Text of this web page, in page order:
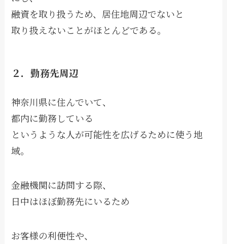
融資を取り扱うため、居住地周辺でないと
取り扱えないことがほとんどである。
２．勤務先周辺
神奈川県に住んでいて、
都内に勤務している
というような人が可能性を広げるために使う地
域。
金融機関に訪問する際、
日中はほぼ勤務先にいるため
お客様の利便性や、